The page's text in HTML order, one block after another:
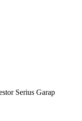
Serius Garap